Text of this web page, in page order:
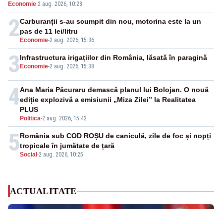
WhatsApp
Economie·2 aug. 2026, 10:28
2 Economie-2 aug. 2026, 15:36
Carburanții s-au scumpit din nou, motorina este la un
pas de 11 lei/litru
3 Economie-2 aug. 2026, 15:38
Infrastructura irigațiilor din România, lăsată în paragină
4
Politica-2 aug. 2026, 15:42
Ana Maria Păcuraru demască planul lui Bolojan. O nouă
ediție explozivă a emisiunii „Miza Zilei” la Realitatea
PLUS
5Social -2 aug. 2026, 10:25
România sub COD ROȘU de caniculă, zile de foc și nopți
tropicale în jumătate de țară
ACTUALITATE